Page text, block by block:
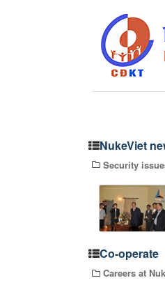
NukeViet
Security
Co-operate
Careers at